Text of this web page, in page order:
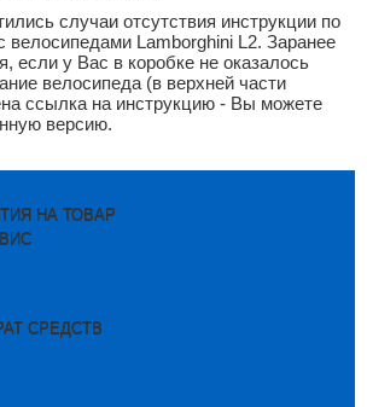
случаи отсутствия инструкции по
велосипедами Lamborghini L2. Заранее
если у Вас в коробке не оказалось
велосипеда (в верхней части
ссылка на инструкцию - Вы можете
версию.
НА ТОВАР
СРЕДСТВ